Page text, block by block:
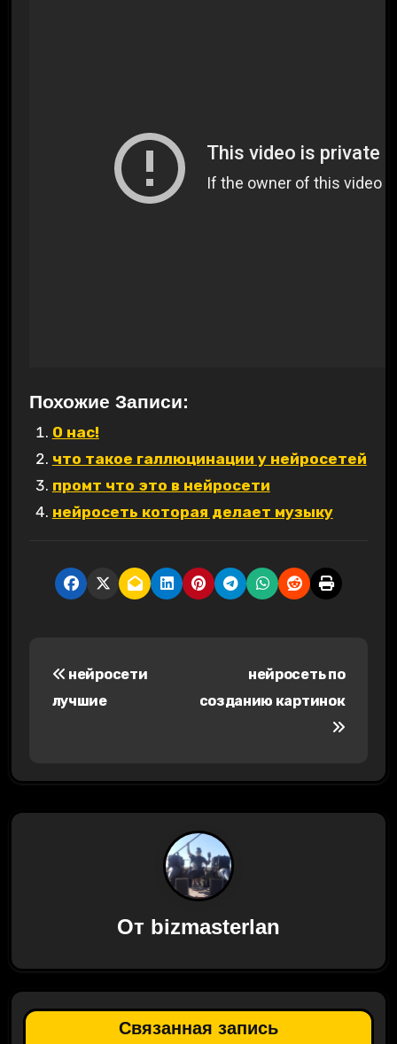
Похожие Записи:
О нас!
что такое галлюцинации у нейросетей
промт что это в нейросети
нейросеть которая делает музыку
о
нейросети
лучшие
нейросеть по
созданию картинок
От bizmasterlan
Связанная запись